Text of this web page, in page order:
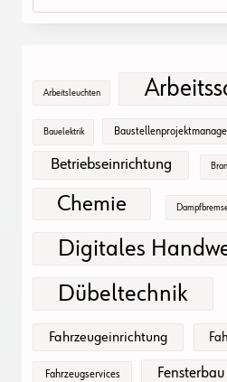
Arbeitsleuchten
Bauelektrik
Betriebseinrichtung
Chemie
Digitales
Dübeltechnik
Fahrzeugeinrichtung
Fahrzeugservices Fensterbau